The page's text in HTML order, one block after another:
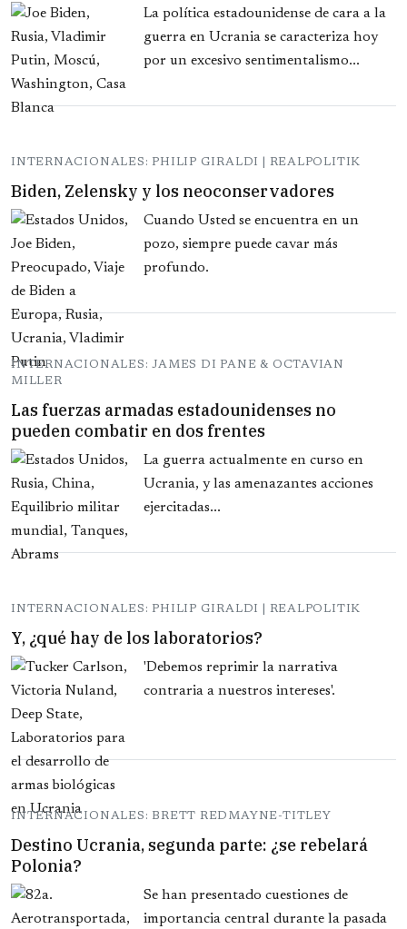
La política estadounidense de cara a la
guerra en Ucrania se caracteriza hoy
por un excesivo sentimentalismo...
INTERNACIONALES: PHILIP GIRALDI | REALPOLITIK
Biden, Zelensky y los neoconservadores
Cuando Usted se encuentra en un
pozo, siempre puede cavar más
profundo.
INTERNACIONALES: JAMES DI PANE & OCTAVIAN
MILLER
Las fuerzas armadas estadounidenses no
pueden combatir en dos frentes
La guerra actualmente en curso en
Ucrania, y las amenazantes acciones
ejercitadas...
INTERNACIONALES: PHILIP GIRALDI | REALPOLITIK
Y, ¿qué hay de los laboratorios?
'Debemos reprimir la narrativa
contraria a nuestros intereses'.
INTERNACIONALES: BRETT REDMAYNE-TITLEY
Destino Ucrania, segunda parte: ¿se rebelará
Polonia?
Se han presentado cuestiones de
importancia central durante la pasada